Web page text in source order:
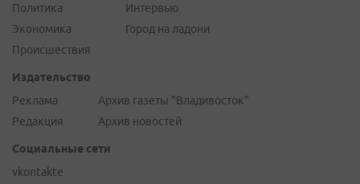
Политика
Экономика
Происшествия
Интервью
Город на ладони
Издательство
Реклама
Редакция
Архив газеты "Владивосток"
Архив новостей
Социальные сети
vkontakte